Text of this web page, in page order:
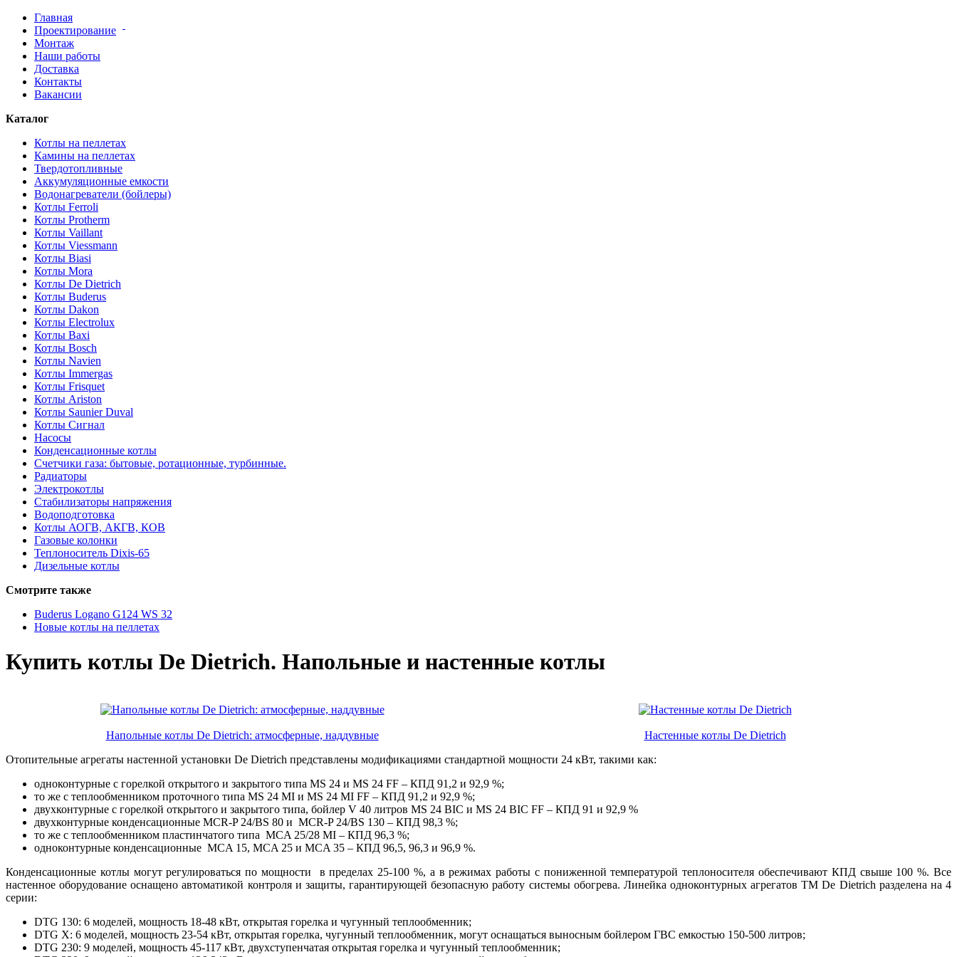
Главная
Проектирование
Монтаж
Наши работы
Доставка
Контакты
Вакансии
Каталог
Котлы на пеллетах
Камины на пеллетах
Твердотопливные
Аккумуляционные емкости
Водонагреватели (бойлеры)
Котлы Ferroli
Котлы Protherm
Котлы Vaillant
Котлы Viessmann
Котлы Biasi
Котлы Mora
Котлы De Dietrich
Котлы Buderus
Котлы Dakon
Котлы Electrolux
Котлы Baxi
Котлы Bosch
Котлы Navien
Котлы Immergas
Котлы Frisquet
Котлы Ariston
Котлы Saunier Duval
Котлы Сигнал
Насосы
Конденсационные котлы
Счетчики газа: бытовые, ротационные, турбинные.
Радиаторы
Электрокотлы
Стабилизаторы напряжения
Водоподготовка
Котлы АОГВ, АКГВ, КОВ
Газовые колонки
Теплоноситель Dixis-65
Дизельные котлы
Смотрите также
Buderus Logano G124 WS 32
Новые котлы на пеллетах
Купить котлы De Dietrich. Напольные и настенные котлы
Напольные котлы De Dietrich: атмосферные, наддувные
Настенные котлы De Dietrich
Отопительные агрегаты настенной установки De Dietrich представлены модификациями стандартной мощности 24 кВт, такими как:
одноконтурные с горелкой открытого и закрытого типа MS 24 и MS 24 FF – КПД 91,2 и 92,9 %;
то же с теплообменником проточного типа MS 24 MI и MS 24 MI FF – КПД 91,2 и 92,9 %;
двухконтурные с горелкой открытого и закрытого типа, бойлер V 40 литров MS 24 BIC и MS 24 BIC FF – КПД 91 и 92,9 %
двухконтурные конденсационные MCR-P 24/BS 80 и MCR-P 24/BS 130 – КПД 98,3 %;
то же с теплообменником пластинчатого типа MCA 25/28 MI – КПД 96,3 %;
одноконтурные конденсационные MCA 15, MCA 25 и MCA 35 – КПД 96,5, 96,3 и 96,9 %.
Конденсационные котлы могут регулироваться по мощности в пределах 25-100 %, а в режимах работы с пониженной температурой теплоносителя обеспечивают КПД свыше 100 %. Все
настенное оборудование оснащено автоматикой контроля и защиты, гарантирующей безопасную работу системы обогрева. Линейка одноконтурных агрегатов ТМ De Dietrich разделена на 4
серии:
DTG 130: 6 моделей, мощность 18-48 кВт, открытая горелка и чугунный теплообменник;
DTG X: 6 моделей, мощность 23-54 кВт, открытая горелка, чугунный теплообменник, могут оснащаться выносным бойлером ГВС емкостью 150-500 литров;
DTG 230: 9 моделей, мощность 45-117 кВт, двухступенчатая открытая горелка и чугунный теплообменник;